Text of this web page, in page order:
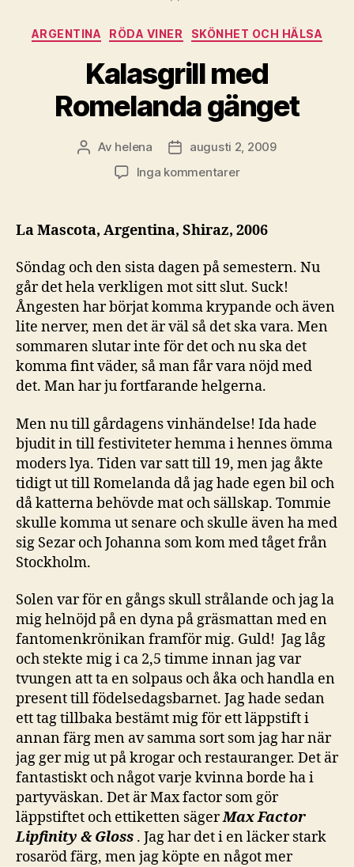
Kategorier
ARGENTINA RÖDA VINER SKÖNHET OCH HÄLSA
Kalasgrill med
Romelanda gänget
Inläggsförfattare
Av helena Inläggsdatum
augusti 2, 2009
Inga kommentarertill
Romelanda
La Mascota, Argentina, Shiraz, 2006
Söndag och den sista dagen på semestern. Nu
går det hela verkligen mot sitt slut. Suck!
Ångesten har börjat komma krypande och även
lite nerver, men det är väl så det ska vara. Men
sommaren slutar inte för det och nu ska det
komma fint väder, så man får vara nöjd med
det. Man har ju fortfarande helgerna.
Men nu till gårdagens vinhändelse! Ida hade
bjudit in till festiviteter hemma i hennes ömma
moders lya. Tiden var satt till 19, men jag åkte
tidigt ut till Romelanda då jag hade egen bil och
då katterna behövde mat och sällskap. Tommie
skulle komma ut senare och skulle även ha med
sig Sezar och Johanna som kom med tåget från
Stockholm.
Solen var för en gångs skull strålande och jag la
mig helnöjd på en dyna på gräsmattan med en
fantomenkrönikan framför mig. Guld! Jag låg
och stekte mig i ca 2,5 timme innan jag var
tvungen att ta en solpaus och åka och handla en
present till födelsedagsbarnet. Jag hade sedan
ett tag tillbaka bestämt mig för ett läppstift i
annan färg men av samma sort som jag har när
jag ger mig ut på krogar och restauranger. Det är
fantastiskt och något varje kvinna borde ha i
partyväskan. Det är Max factor som gör
läppstiftet och ettiketten sägerMax Factor
Lipfinity & Gloss . Jag har det i en läcker stark
rosaröd färg, men jag köpte en något mer